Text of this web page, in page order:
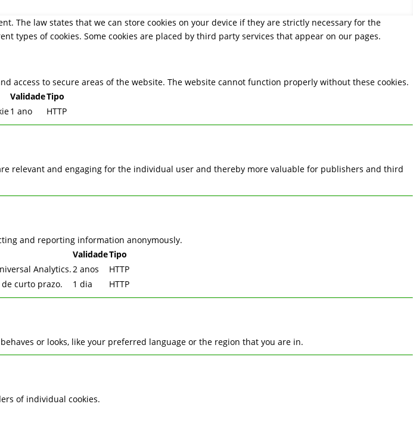
The law states that we can store cookies on your device if they are strictly necessary for the
types of cookies. Some cookies are placed by third party services that appear on our pages.
access to secure areas of the website. The website cannot function properly without these cookies.
ValidadeTipo
1 ano HTTP
relevant and engaging for the individual user and thereby more valuable for publishers and third
and reporting information anonymously.
ValidadeTipo
Analytics.2 anos
HTTP
curto prazo. 1 dia HTTP
or looks, like your preferred language or the region that you are in.
of individual cookies.